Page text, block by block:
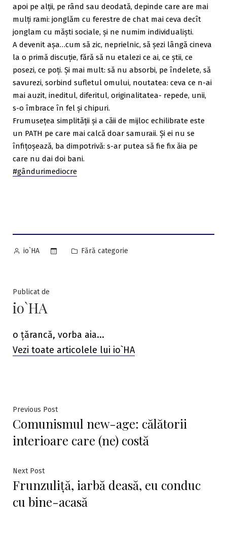
apoi pe alții, pe rând sau deodată, depinde care are mai
mulți rami: jonglăm cu ferestre de chat mai ceva decît
jonglam cu măști sociale, și ne numim individualiști.
A devenit așa…cum să zic, neprielnic, să șezi lângă cineva
la o primă discuție, fără să nu etalezi ce ai, ce știi, ce
posezi, ce poți. Și mai mult: să nu absorbi, pe îndelete, să
savurezi, sorbind sufletul omului, noutatea: ceva ce n-ai
mai auzit, ineditul, diferitul, originalitatea- repede, unii,
s-o îmbrace în fel și chipuri.
Frumusețea simplității și a căii de mijloc echilibrate este
un PATH pe care mai calcă doar samuraii. Și ei nu se
înfițoșează, ba dimpotrivă: s-ar putea să fie fix ăia pe
care nu dai doi bani.
#gândurimediocre
Posted
io`HA
Posted
Fără categorie
Publicat de
io`HA
o țărancă, vorba aia...
Vezi toate articolele lui io`HA
Navigare
în
Previous PostPrevious
post:
Comunismul new-age: călătorii
interioare care (ne) costă
Next PostNext
post:
Frunzuliță, iarbă deasă, eu conduc
cu bine-acasă